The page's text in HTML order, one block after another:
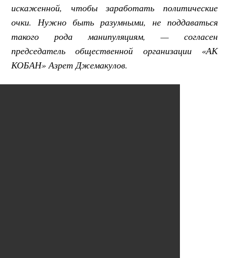
искаженной, чтобы заработать политические
очки. Нужно быть разумными, не поддаваться
такого рода манипуляциям, — согласен
председатель общественной организации «АК
КОБАН» Азрет Джемакулов.